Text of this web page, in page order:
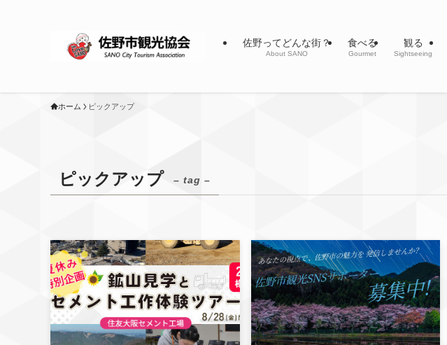
佐野ってどんな街？
About SANO
食べる
Gourmet
観る
Sightseeing
ホーム ピックアップ
ピックアップ – tag –